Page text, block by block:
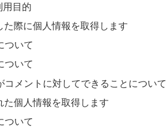
用目的
た際に個人情報を取得します
ついて
ついて
コメントに対してできることについて
た個人情報を取得します
ついて